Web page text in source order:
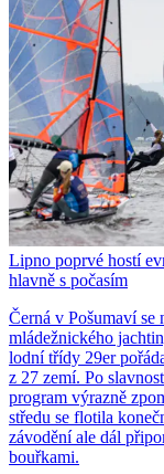
Lipno poprvé hostí
hlavně s počasím
Černá v Pošumaví se
mládežnického
lodní třídy 29er
z 27 zemí. Po
program výrazně
středu se flotila
závodění ale dál
bouřkami.